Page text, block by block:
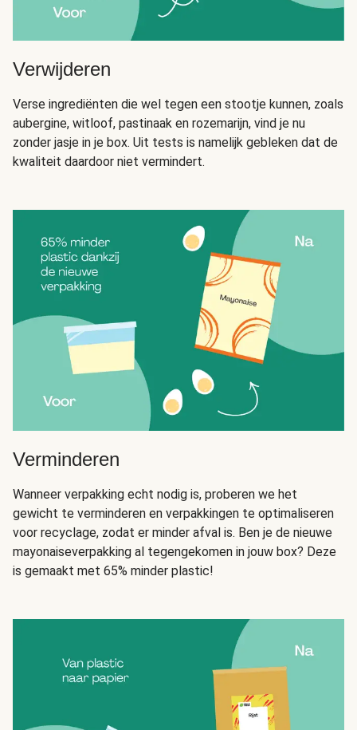
Verwijderen
Verse ingrediënten die wel tegen een stootje kunnen, zoals
aubergine, witloof, pastinaak en rozemarijn, vind je nu
zonder jasje in je box. Uit tests is namelijk gebleken dat de
kwaliteit daardoor niet vermindert.
Verminderen
Wanneer verpakking echt nodig is, proberen we het
gewicht te verminderen en verpakkingen te optimaliseren
voor recyclage, zodat er minder afval is. Ben je de nieuwe
mayonaiseverpakking al tegengekomen in jouw box? Deze
is gemaakt met 65% minder plastic!